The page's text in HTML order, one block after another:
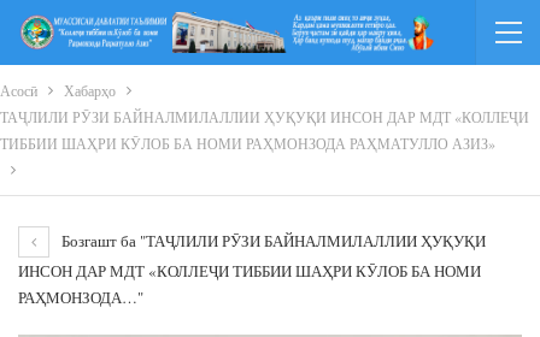
Асосӣ
Хабарҳо
ТАҶЛИЛИ РӮЗИ БАЙНАЛМИЛАЛЛИИ ҲУҚУҚИ ИНСОН ДАР МДТ «КОЛЛЕҶИ
ТИББИИ ШАҲРИ КӮЛОБ БА НОМИ РАҲМОНЗОДА РАҲМАТУЛЛО АЗИЗ»
Бозгашт ба "ТАҶЛИЛИ РӮЗИ БАЙНАЛМИЛАЛЛИИ ҲУҚУҚИ
ИНСОН ДАР МДТ «КОЛЛЕҶИ ТИББИИ ШАҲРИ КӮЛОБ БА НОМИ
РАҲМОНЗОДА…"